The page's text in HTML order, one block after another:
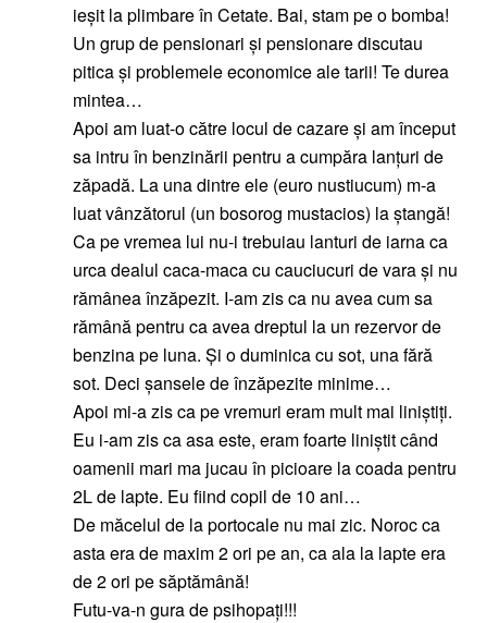
ieșit la plimbare în Cetate. Bai, stam pe o bomba!
Un grup de pensionari și pensionare discutau
pitica și problemele economice ale tarii! Te durea
mintea…
Apoi am luat-o către locul de cazare și am început
sa intru în benzinării pentru a cumpăra lanțuri de
zăpadă. La una dintre ele (euro nustiucum) m-a
luat vânzătorul (un bosorog mustacios) la ștangă!
Ca pe vremea lui nu-i trebuiau lanturi de iarna ca
urca dealul caca-maca cu cauciucuri de vara și nu
rămânea înzăpezit. I-am zis ca nu avea cum sa
rămână pentru ca avea dreptul la un rezervor de
benzina pe luna. Și o duminica cu sot, una fără
sot. Deci șansele de înzăpezite minime…
Apoi mi-a zis ca pe vremuri eram mult mai liniștiți.
Eu i-am zis ca asa este, eram foarte liniștit când
oamenii mari ma jucau în picioare la coada pentru
2L de lapte. Eu fiind copil de 10 ani…
De măcelul de la portocale nu mai zic. Noroc ca
asta era de maxim 2 ori pe an, ca ala la lapte era
de 2 ori pe săptămână!
Futu-va-n gura de psihopați!!!